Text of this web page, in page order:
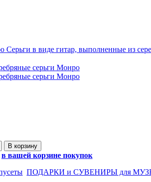
в вашей корзине покупок
ПОДАРКИ и СУВЕНИРЫ для